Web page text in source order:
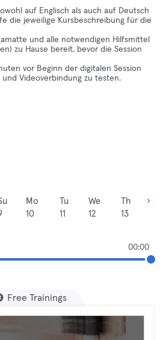
auf Englisch als auch auf Deutsch
die jeweilige Kursbeschreibung für die
und alle notwendigen Hilfsmittel
zu Hause bereit, bevor die Session
vor Beginn der digitalen Session
Videoverbindung zu testen.
Mo
10
Tu
11
We
12
Th
13
00:00
Free Trainings